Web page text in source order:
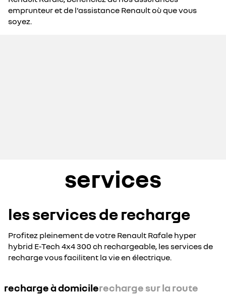
emprunteur et de l'assistance Renault où que vous
soyez.
services
les services de recharge
Profitez pleinement de votre Renault Rafale hyper
hybrid E-Tech 4x4 300 ch rechargeable, les services de
recharge vous facilitent la vie en électrique.
recharge à domicilerecharge sur la route